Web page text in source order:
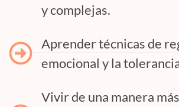
y complejas.
Aprender técnicas de
emocional y la
Vivir de una manera